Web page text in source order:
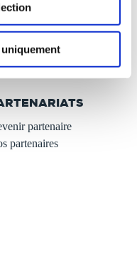
libraires -30%
: partagez 5€
de fidélité
partenaire
partenaires